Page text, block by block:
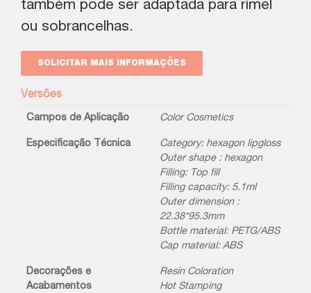
também pode ser adaptada para rímel
ou sobrancelhas.
SOLICITAR MAIS INFORMAÇÕES
Versões
Campos de Aplicação Color Cosmetics
Especificação Técnica
Category: hexagon lipgloss
Outer shape : hexagon
Filling: Top fill
Filling capacity: 5.1ml
Outer dimension :
22.38*95.3mm
Bottle material: PETG/ABS
Cap material: ABS
Decorações e
Acabamentos
Resin Coloration
Hot Stamping